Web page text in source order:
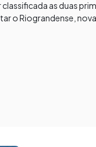
as duas
o Riograndense,